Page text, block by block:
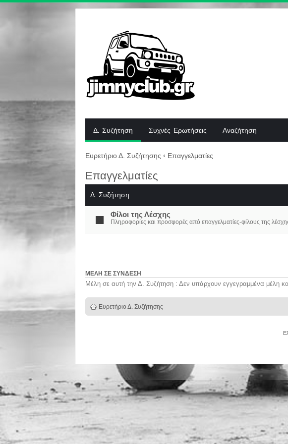
Δ. Συζήτηση Συχνές Ερωτήσεις Αναζήτηση
Ευρετήριο Δ. Συζήτησης ‹ Επαγγελματίες
Επαγγελματίες
Δ. Συζήτηση
Φίλοι της Λέσχης
Πληροφορίες και προσφορές από επαγγελματίες-φίλους της
ΜΈΛΗ ΣΕ ΣΎΝΔΕΣΗ
Μέλη σε αυτή την Δ. Συζήτηση : Δεν υπάρχουν εγγεγραμμένα μέλη
Ευρετήριο Δ. Συζήτησης